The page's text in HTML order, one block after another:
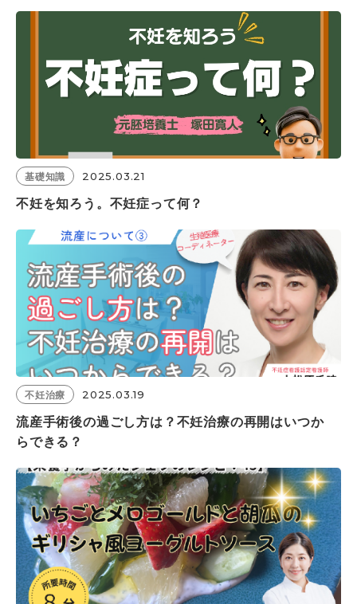
基礎知識 2025.03.21
不妊を知ろう。不妊症って何？
不妊治療 2025.03.19
流産手術後の過ごし方は？不妊治療の再開はいつか
らできる？